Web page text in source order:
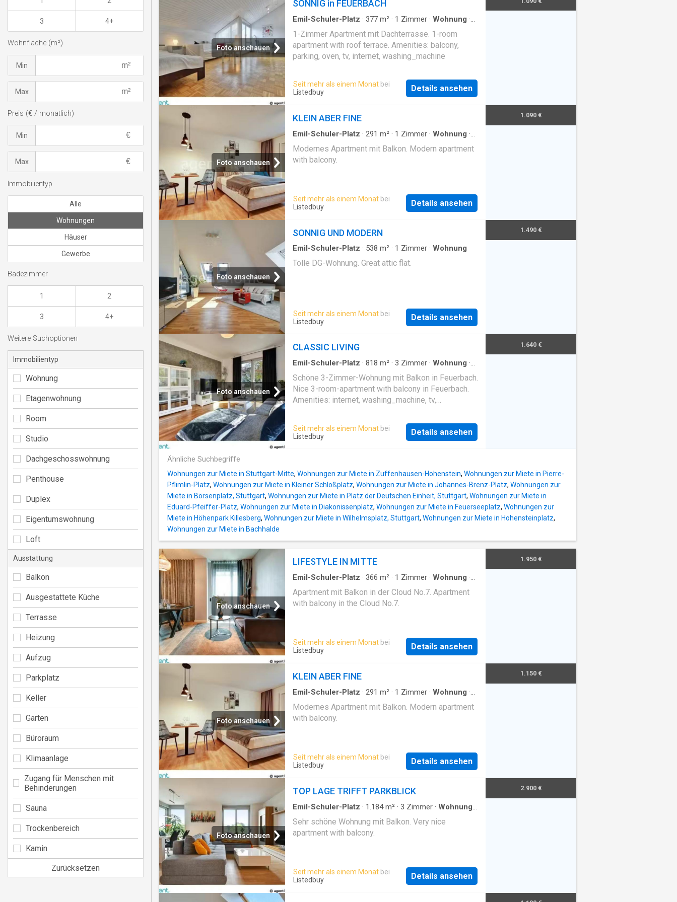
Foto anschauen
SONNIG in FEUERBACH
Emil-Schuler-Platz · 377 m² · 1 Zimmer · Wohnung ·
1-Zimmer Apartment mit Dachterrasse. 1-room
apartment with roof terrace. Amenities: balcony,
parking, oven, tv, internet, washing_machine
Seit mehr als einem Monat bei
Listedbuy
Details ansehen
Foto anschauen
KLEIN ABER FINE
Emil-Schuler-Platz · 291 m² · 1 Zimmer · Wohnung ·
Modernes Apartment mit Balkon. Modern apartment
with balcony.
Seit mehr als einem Monat bei
Listedbuy
Details ansehen
1.090 €
Foto anschauen
SONNIG UND MODERN
Emil-Schuler-Platz · 538 m² · 1 Zimmer · Wohnung
Tolle DG-Wohnung. Great attic flat.
Seit mehr als einem Monat bei
Listedbuy
Details ansehen
1.490 €
Foto anschauen
CLASSIC LIVING
Emil-Schuler-Platz · 818 m² · 3 Zimmer · Wohnung ·
Schöne 3-Zimmer-Wohnung mit Balkon in Feuerbach.
Nice 3-room-apartment with balcony in Feuerbach.
Amenities: internet, washing_machine, tv,
Seit mehr als einem Monat bei
Listedbuy
Details ansehen
1.640 €
Ähnliche Suchbegriffe
Wohnungen zur Miete in Stuttgart-Mitte, Wohnungen zur Miete in Zuffenhausen-Hohenstein, Wohnungen zur Miete in Pierre-
Pflimlin-Platz, Wohnungen zur Miete in Kleiner Schloßplatz, Wohnungen zur Miete in Johannes-Brenz-Platz, Wohnungen zur
Miete in Börsenplatz, Stuttgart, Wohnungen zur Miete in Platz der Deutschen Einheit, Stuttgart, Wohnungen zur Miete in
Eduard-Pfeiffer-Platz, Wohnungen zur Miete in Diakonissenplatz, Wohnungen zur Miete in Feuerseeplatz, Wohnungen zur
Miete in Höhenpark Killesberg, Wohnungen zur Miete in Wilhelmsplatz, Stuttgart, Wohnungen zur Miete in Hohensteinplatz,
Wohnungen zur Miete in Bachhalde
Foto anschauen
LIFESTYLE IN MITTE
Emil-Schuler-Platz · 366 m² · 1 Zimmer · Wohnung ·
Apartment mit Balkon in der Cloud No.7. Apartment
with balcony in the Cloud No.7.
Seit mehr als einem Monat bei
Listedbuy
Details ansehen
1.950 €
Foto anschauen
KLEIN ABER FINE
Emil-Schuler-Platz · 291 m² · 1 Zimmer · Wohnung ·
Modernes Apartment mit Balkon. Modern apartment
with balcony.
Seit mehr als einem Monat bei
Listedbuy
Details ansehen
1.150 €
Foto anschauen
TOP LAGE TRIFFT PARKBLICK
Emil-Schuler-Platz · 1.184m² · 3 Zimmer · Wohnung
Sehr schöne Wohnung mit Balkon. Very nice
apartment with balcony.
Seit mehr als einem Monat bei
Listedbuy
Details ansehen
2.900 €
3 4+
Wohnfläche (m²)
Min
Max
Preis (€ / monatlich)
Min
Max
Immobilientyp
Alle
Wohnungen
Häuser
Gewerbe
Badezimmer
1 2
3 4+
Weitere Suchoptionen
Immobilientyp
Wohnung
Etagenwohnung
Room
Studio
Dachgeschosswohnung
Penthouse
Duplex
Eigentumswohnung
Loft
Ausstattung
Balkon
Ausgestattete Küche
Terrasse
Heizung
Aufzug
Parkplatz
Keller
Garten
Büroraum
Klimaanlage
Zugang für Menschen mit
Behinderungen
Sauna
Trockenbereich
Kamin
Zurücksetzen